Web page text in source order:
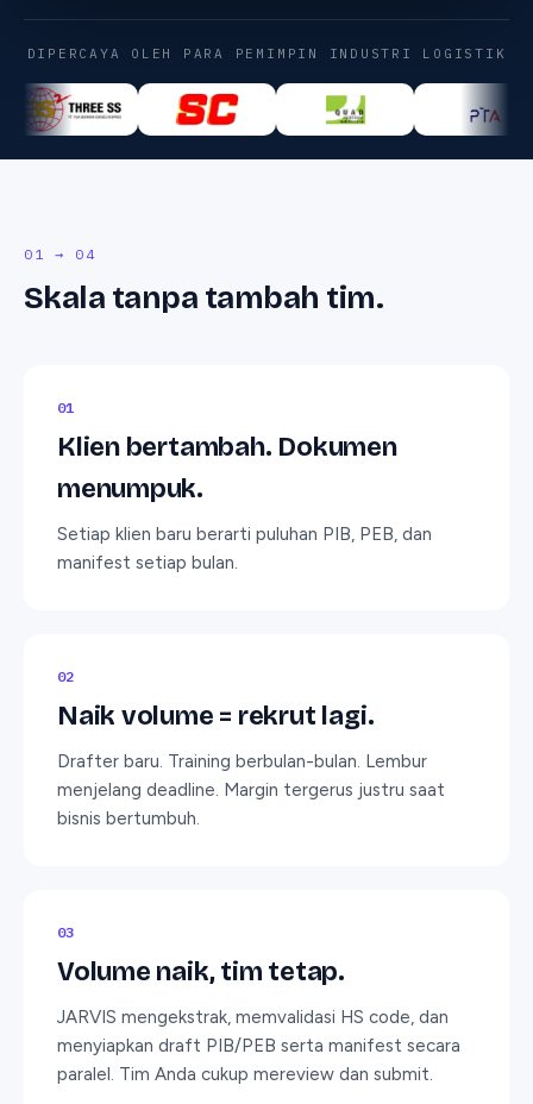
DIPERCAYA OLEH PARA PEMIMPIN INDUSTRI LOGISTIK
01 → 04
Skala tanpa tambah tim.
01
Klien bertambah. Dokumen
menumpuk.
Setiap klien baru berarti puluhan PIB, PEB, dan
manifest setiap bulan.
02
Naik volume = rekrut lagi.
Drafter baru. Training berbulan-bulan. Lembur
menjelang deadline. Margin tergerus justru saat
bisnis bertumbuh.
03
Volume naik, tim tetap.
JARVIS mengekstrak, memvalidasi HS code, dan
menyiapkan draft PIB/PEB serta manifest secara
paralel. Tim Anda cukup mereview dan submit.